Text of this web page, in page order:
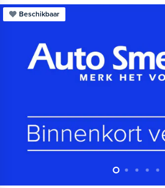
Beschikbaar